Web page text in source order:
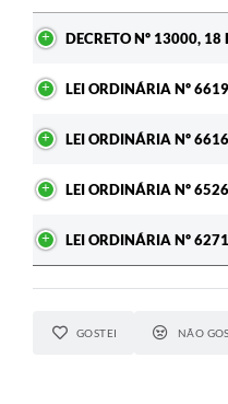
DECRETO Nº 13000, 18
LEI ORDINÁRIA Nº
LEI ORDINÁRIA Nº
LEI ORDINÁRIA Nº
LEI ORDINÁRIA Nº
GOSTEI NÃO